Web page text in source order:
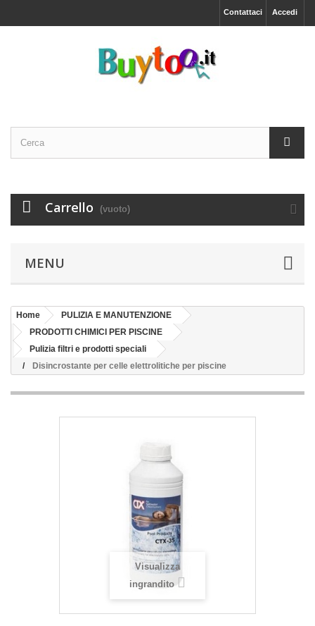
Accedi
Contattaci
Carrello (vuoto)
MENU
Home
PULIZIA E MANUTENZIONE
PRODOTTI CHIMICI PER PISCINE
Pulizia filtri e prodotti speciali
Disincrostante per celle elettrolitiche per piscine
Visualizza
ingrandito